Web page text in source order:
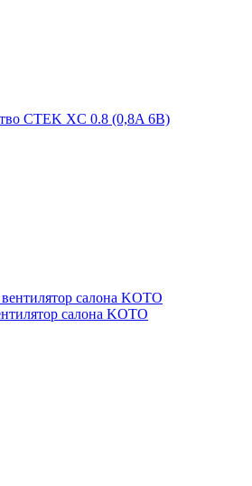
CTEK XC 0.8 (0,8A 6В)
салона KOTO